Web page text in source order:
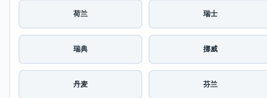
荷兰 瑞士
瑞典 挪威
丹麦 芬兰